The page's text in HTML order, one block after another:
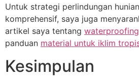
Untuk strategi perlindungan
komprehensif, saya juga
artikel saya tentang
panduan material untuk iklim
Kesimpulan